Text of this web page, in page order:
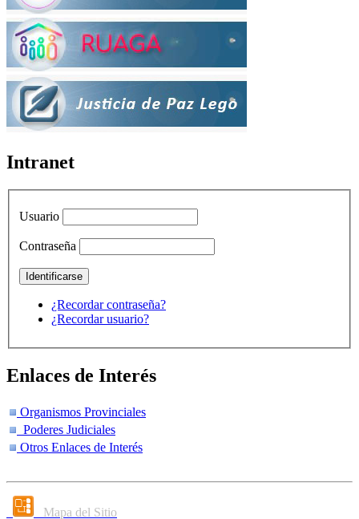
Intranet
Usuario
Contraseña
¿Recordar contraseña?
¿Recordar usuario?
Enlaces de Interés
Organismos Provinciales
Poderes Judiciales
Otros Enlaces de Interés
Mapa del Sitio